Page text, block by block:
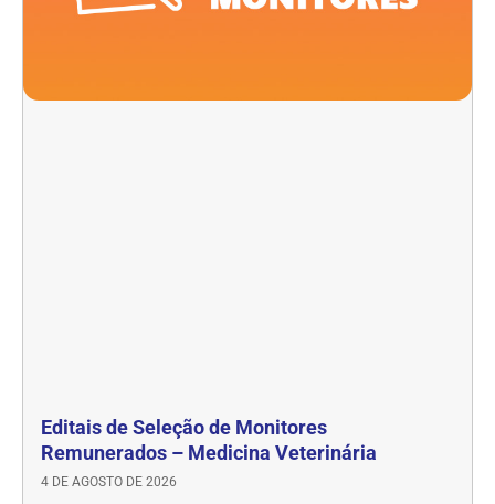
Editais de Seleção de Monitores
Remunerados – Medicina Veterinária
4 DE AGOSTO DE 2026